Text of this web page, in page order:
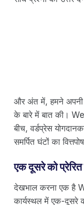
और अंत में, हमने अपनी
के बारे में बात की।
बीच, वर्डप्रेस
समर्पित घंटों का
एक दूसरे को
देखभाल करना एक है
कार्यस्थल में एक-दूसरे